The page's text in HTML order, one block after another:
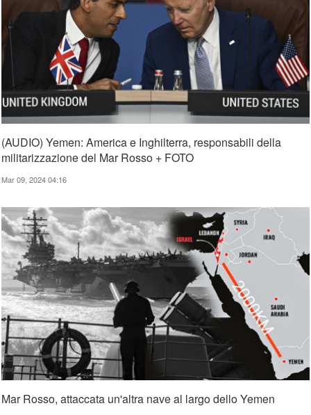
(AUDIO) Yemen: America e Inghilterra, responsabili della
militarizzazione del Mar Rosso + FOTO
Mar 09, 2024 04:16
Mar Rosso, attaccata un'altra nave al largo dello Yemen